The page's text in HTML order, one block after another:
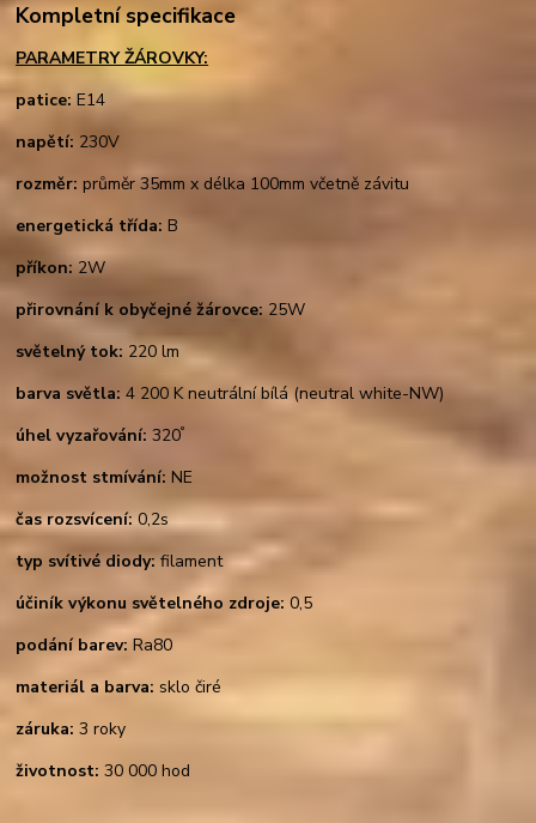
Kompletní specifikace
PARAMETRY ŽÁROVKY:
patice: E14
napětí: 230V
rozměr: průměr 35mm x délka 100mm včetně závitu
energetická třída: B
příkon:2W
přirovnání k obyčejné žárovce: 25W
světelný tok: 220 lm
barva světla: 4 200 K neutrální bílá (neutral white-NW)
úhel vyzařování: 320°
možnost stmívání: NE
čas rozsvícení:0,2s
typ svítivé diody:filament
účiník výkonu světelného zdroje: 0,5
podání barev:Ra80
materiál a barva: sklo čiré
záruka: 3 roky
životnost: 30 000 hod